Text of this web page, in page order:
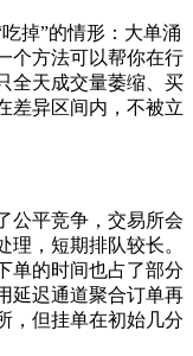
掉”的情形：大单涌
个方法可以帮你在行
全天成交量萎缩、买
差异区间内，不被立
公平竞争，交易所会
，短期排队较长。
单的时间也占了部分
延迟通道聚合订单再
，但挂单在初始几分